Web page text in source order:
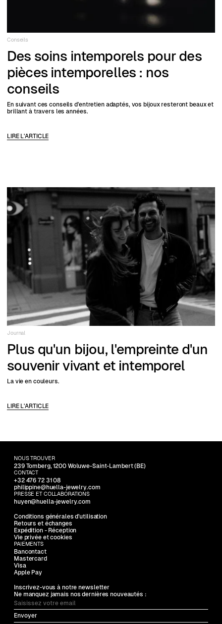
Conseils
Des soins intemporels pour des
pièces intemporelles : nos
conseils
En suivant ces conseils d'entretien adaptés, vos bijoux resteront beaux et
brillant à travers les années.
LIRE L'ARTICLE
Journal
Plus qu'un bijou, l'empreinte d'un
souvenir vivant et intemporel
La vie en couleurs.
LIRE L'ARTICLE
NOUS TROUVER
239 Tomberg, 1200 Woluwe-Saint-Lambert (BE)
CONTACT
+32 476 72 31 08
philippine@huella-jewelry.com
PRESSE ET COLLABORATIONS
huyen@huella-jewelry.com
Conditions générales d'utilisation
Retours et échanges
Expédition - Réception
Vie privée et cookies
PAIEMENTS
Bancontact
Mastercard
Visa
Apple Pay
Inscrivez-vous à notre newsletter
Ne manquez jamais nos dernières nouveautés :